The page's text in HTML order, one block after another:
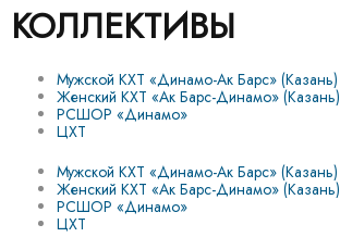
КОЛЛЕКТИВЫ
Мужской КХТ «Динамо-Ак Барс» (Казань)
Женский КХТ «Ак Барс-Динамо» (Казань)
РСШОР «Динамо»
ЦХТ
Мужской КХТ «Динамо-Ак Барс» (Казань)
Женский КХТ «Ак Барс-Динамо» (Казань)
РСШОР «Динамо»
ЦХТ